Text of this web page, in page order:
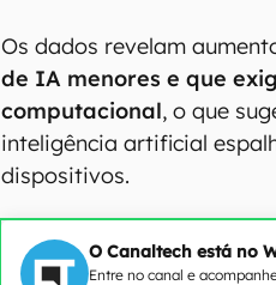
Os dados revelam
de IA menores e que
computacional, o que
inteligência artificial
dispositivos.
O Canaltech está no
Entre no canal e